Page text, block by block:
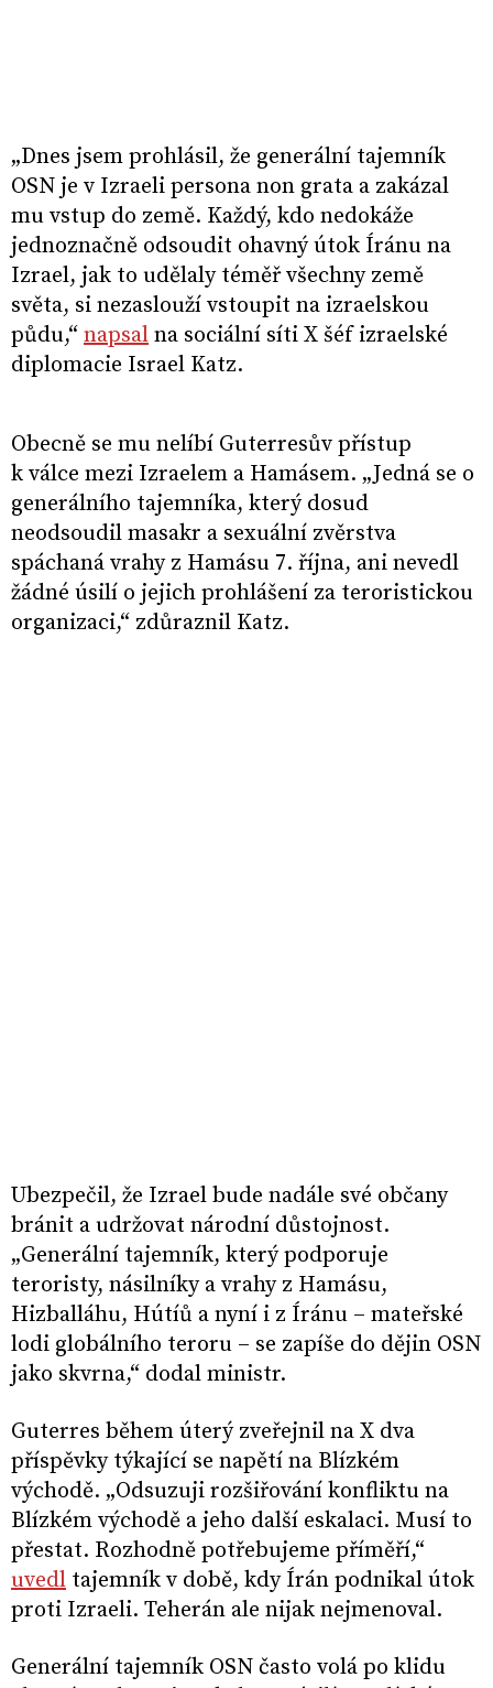
„Dnes jsem prohlásil, že generální tajemník
OSN je v Izraeli persona non grata a zakázal
mu vstup do země. Každý, kdo nedokáže
jednoznačně odsoudit ohavný útok Íránu na
Izrael, jak to udělaly téměř všechny země
světa, si nezaslouží vstoupit na izraelskou
půdu,“ napsal na sociální síti X šéf izraelské
diplomacie Israel Katz.
Obecně se mu nelíbí Guterresův přístup
k válce mezi Izraelem a Hamásem. „Jedná se o
generálního tajemníka, který dosud
neodsoudil masakr a sexuální zvěrstva
spáchaná vrahy z Hamásu 7. října, ani nevedl
žádné úsilí o jejich prohlášení za teroristickou
organizaci,“ zdůraznil Katz.
Ubezpečil, že Izrael bude nadále své občany
bránit a udržovat národní důstojnost.
„Generální tajemník, který podporuje
teroristy, násilníky a vrahy z Hamásu,
Hizballáhu, Hútíů a nyní i z Íránu – mateřské
lodi globálního teroru – se zapíše do dějin OSN
jako skvrna,“ dodal ministr.
Guterres během úterý zveřejnil na X dva
příspěvky týkající se napětí na Blízkém
východě. „Odsuzuji rozšiřování konfliktu na
Blízkém východě a jeho další eskalaci. Musí to
přestat. Rozhodně potřebujeme příměří,“
uvedl tajemník v době, kdy Írán podnikal útok
proti Izraeli. Teherán ale nijak nejmenoval.
Generální tajemník OSN často volá po klidu